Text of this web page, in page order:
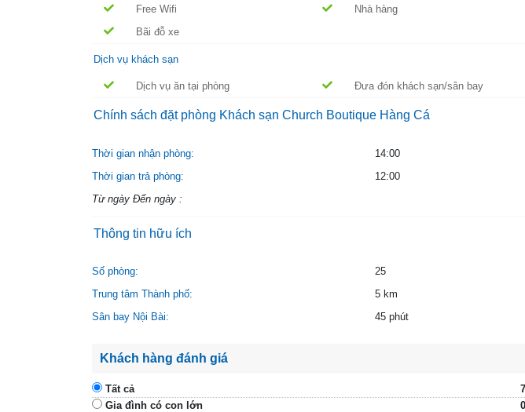
Free Wifi Nhà hàng
Bãi đỗ xe
Dịch vụ khách sạn
Dịch vụ ăn tại phòng Đưa đón khách sạn/sân bay
Chính sách đặt phòng Khách sạn Church Boutique Hàng Cá
Thời gian nhận phòng:
14:00
Thời gian trả phòng:
12:00
Từ ngày Đến ngày :
Thông tin hữu ích
Số phòng:
25
Trung tâm Thành phố:
5 km
Sân bay Nội Bài:
45 phút
Khách hàng đánh giá
Tất cả
7
Gia đình có con lớn
0